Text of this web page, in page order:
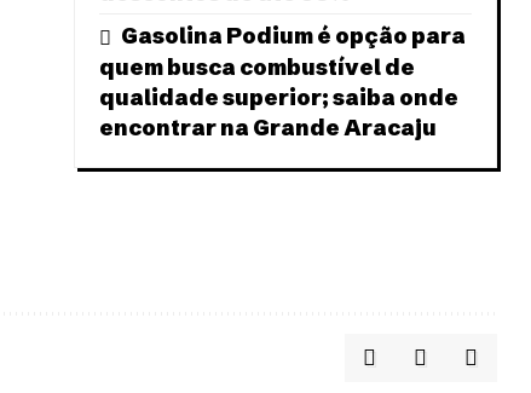
Gasolina Podium é opção para
quem busca combustível de
qualidade superior; saiba onde
encontrar na Grande Aracaju